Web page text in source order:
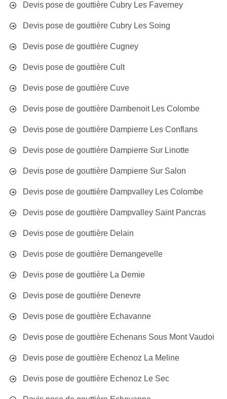
Devis pose de gouttière Cubry Les Faverney
Devis pose de gouttière Cubry Les Soing
Devis pose de gouttière Cugney
Devis pose de gouttière Cult
Devis pose de gouttière Cuve
Devis pose de gouttière Dambenoit Les Colombe
Devis pose de gouttière Dampierre Les Conflans
Devis pose de gouttière Dampierre Sur Linotte
Devis pose de gouttière Dampierre Sur Salon
Devis pose de gouttière Dampvalley Les Colombe
Devis pose de gouttière Dampvalley Saint Pancras
Devis pose de gouttière Delain
Devis pose de gouttière Demangevelle
Devis pose de gouttière La Demie
Devis pose de gouttière Denevre
Devis pose de gouttière Echavanne
Devis pose de gouttière Echenans Sous Mont Vaudoi
Devis pose de gouttière Echenoz La Meline
Devis pose de gouttière Echenoz Le Sec